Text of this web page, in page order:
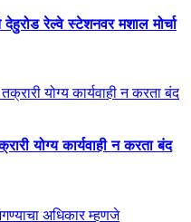
रेल्वे स्टेशनवर मशाल मोर्चा
योग्य कार्यवाही न करता बंद